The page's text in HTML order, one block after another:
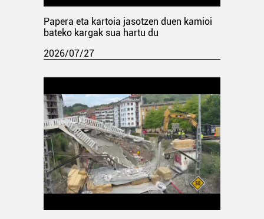
Papera eta kartoia jasotzen duen kamioi
bateko kargak sua hartu du
2026/07/27